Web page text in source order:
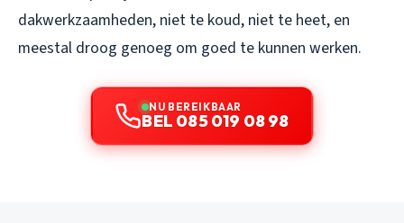
dakwerkzaamheden, niet te koud, niet te heet, en
meestal droog genoeg om goed te kunnen werken.
NU BEREIKBAAR
BEL 085 019 08 98